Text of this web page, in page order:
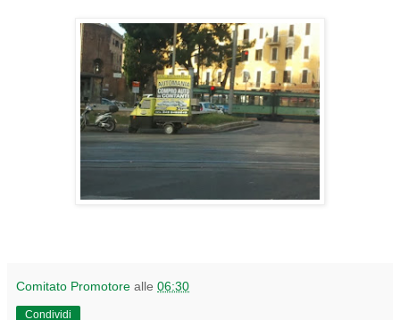
Comitato Promotore alle 06:30
Condividi